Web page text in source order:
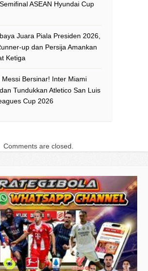
ASEAN Hyundai Cup
Juara Piala Presiden 2026,
up dan Persija Amankan
Ketiga
Messi Bersinar! Inter Miami
Tundukkan Atletico San Luis
Cup 2026
Comments are closed.